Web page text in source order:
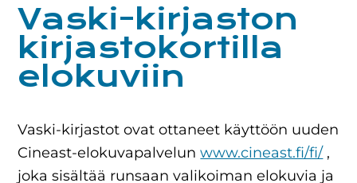
Vaski-kirjaston
kirjastokortilla
elokuviin
Vaski-kirjastot ovat ottaneet käyttöön uuden
Cineast-elokuvapalvelunwww.cineast.fi/fi/ ,
joka sisältää runsaan valikoiman elokuvia ja